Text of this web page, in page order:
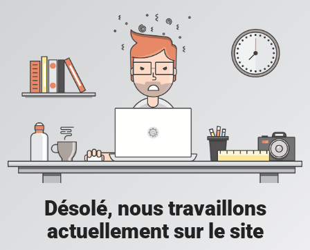
Désolé, nous travaillons
actuellement sur le site